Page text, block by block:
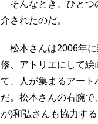
そんなとき、ひとつ
介されたのだ。
松本さんは2006年に
修、アトリエにして絵
て、人が集まるアート
だ。松本さんの右腕
が)和弘さんも協力する